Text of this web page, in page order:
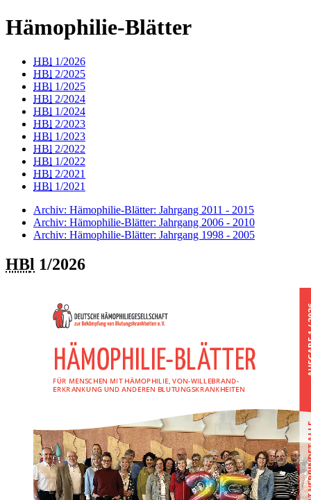
Hämophilie-Blätter
HBl 1/2026
HBl 2/2025
HBl 1/2025
HBl 2/2024
HBl 1/2024
HBl 2/2023
HBl 1/2023
HBl 2/2022
HBl 1/2022
HBl 2/2021
HBl 1/2021
Archiv: Hämophilie-Blätter: Jahrgang 2011 - 2015
Archiv: Hämophilie-Blätter: Jahrgang 2006 - 2010
Archiv: Hämophilie-Blätter: Jahrgang 1998 - 2005
HBl 1/2026